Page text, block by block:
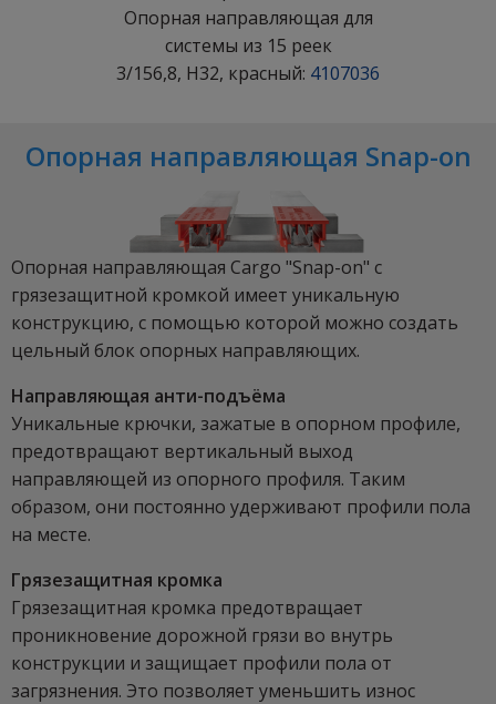
Опорная направляющая для
системы из 15 реек
3/156,8, H32, красный: 4107036
Опорная направляющая Snap-on
Опорная направляющая Cargo "Snap-on" с
грязезащитной кромкой имеет уникальную
конструкцию, с помощью которой можно создать
цельный блок опорных направляющих.
Направляющая анти-подъёма
Уникальные крючки, зажатые в опорном профиле,
предотвращают вертикальный выход
направляющей из опорного профиля. Таким
образом, они постоянно удерживают профили пола
на месте.
Грязезащитная кромка
Грязезащитная кромка предотвращает
проникновение дорожной грязи во внутрь
конструкции и защищает профили пола от
загрязнения. Это позволяет уменьшить износ